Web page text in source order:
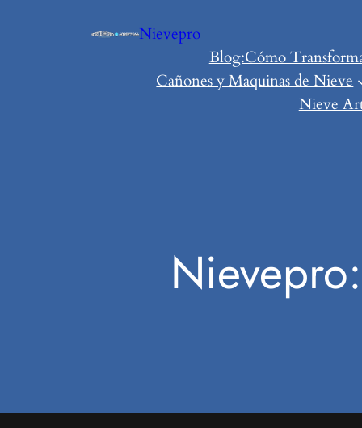
Nievepro
Blog:Cómo
Cañones y Maquinas de Nieve
Nieve